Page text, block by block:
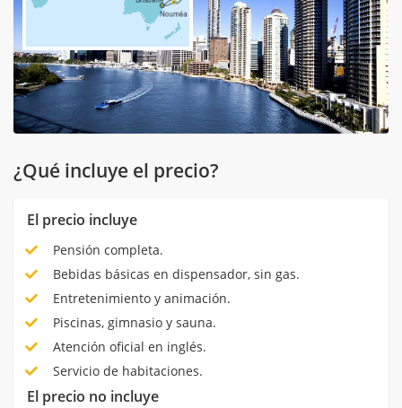
¿Qué incluye el precio?
El precio incluye
Pensión completa.
Bebidas básicas en dispensador, sin gas.
Entretenimiento y animación.
Piscinas, gimnasio y sauna.
Atención oficial en inglés.
Servicio de habitaciones.
El precio no incluye